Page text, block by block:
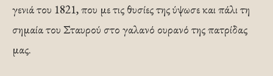
γενιά του 1821, που με τις θυσίες της ύψωσε και πάλι τη
σημαία του Σταυρού στο γαλανό ουρανό της πατρίδας
μας.